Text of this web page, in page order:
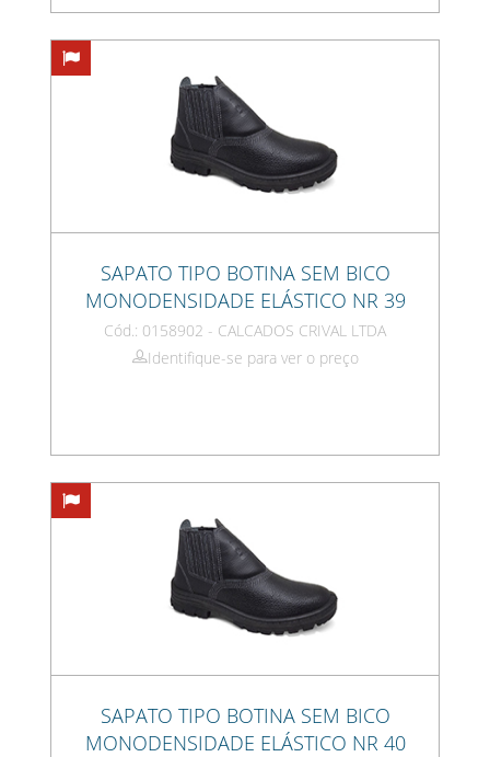
SAPATO TIPO BOTINA SEM BICO
MONODENSIDADE ELÁSTICO NR 39
Cód.: 0158902 - CALCADOS CRIVAL LTDA
Identifique-se para ver o preço
SAPATO TIPO BOTINA SEM BICO
MONODENSIDADE ELÁSTICO NR 40